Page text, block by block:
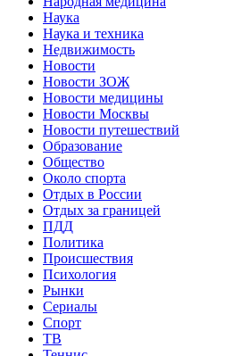
Наука
Наука и техника
Недвижимость
Новости
Новости ЗОЖ
Новости медицины
Новости Москвы
Новости путешествий
Образование
Общество
Около спорта
Отдых в России
Отдых за границей
ПДД
Политика
Происшествия
Психология
Рынки
Сериалы
Спорт
ТВ